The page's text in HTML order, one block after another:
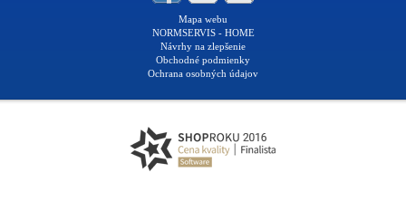
Mapa webu
NORMSERVIS - HOME
Návrhy na zlepšenie
Obchodné podmienky
Ochrana osobných údajov